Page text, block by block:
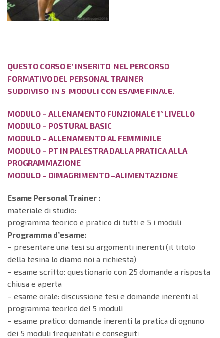
QUESTO CORSO E’ INSERITO NEL PERCORSO
FORMATIVO DEL PERSONAL TRAINER
SUDDIVISO IN 5 MODULI CON ESAME FINALE.
MODULO – ALLENAMENTO FUNZIONALE 1° LIVELLO
MODULO – POSTURAL BASIC
MODULO – ALLENAMENTO AL FEMMINILE
MODULO – PT IN PALESTRA DALLA PRATICA ALLA
PROGRAMMAZIONE
MODULO – DIMAGRIMENTO –ALIMENTAZIONE
Esame Personal Trainer :
materiale di studio:
programma teorico e pratico di tutti e 5 i moduli
Programma d’esame:
– presentare una tesi su argomenti inerenti (il titolo
della tesina lo diamo noi a richiesta)
– esame scritto: questionario con 25 domande a risposta
chiusa e aperta
– esame orale: discussione tesi e domande inerenti al
programma teorico dei 5 moduli
– esame pratico: domande inerenti la pratica di ognuno
dei 5 moduli frequentati e conseguiti